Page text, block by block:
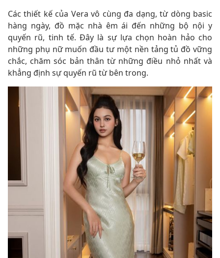
Các thiết kế của Vera vô cùng đa dạng, từ dòng basic
hàng ngày, đồ mặc nhà êm ái đến những bộ nội y
quyến rũ, tinh tế. Đây là sự lựa chọn hoàn hảo cho
những phụ nữ muốn đầu tư một nền tảng tủ đồ vững
chắc, chăm sóc bản thân từ những điều nhỏ nhất và
khẳng định sự quyến rũ từ bên trong.